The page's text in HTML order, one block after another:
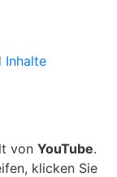
Inhalte
von YouTube.
klicken Sie